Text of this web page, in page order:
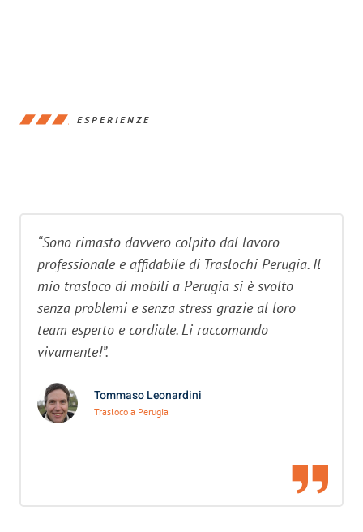
ESPERIENZE
“Sono rimasto davvero colpito dal lavoro
professionale e affidabile di Traslochi Perugia. Il
mio trasloco di mobili a Perugia si è svolto
senza problemi e senza stress grazie al loro
team esperto e cordiale. Li raccomando
vivamente!”.
Tommaso Leonardini
Trasloco a Perugia